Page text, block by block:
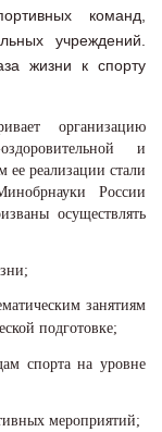
команд,
учреждений.
жизни к спорту
организацию
и
реализации стали
России
осуществлять
занятиям
подготовке;
на уровне
мероприятий;